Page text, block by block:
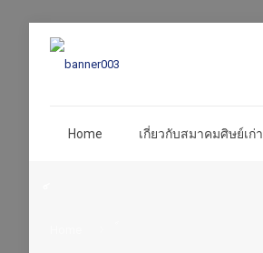
Home เกี่ยวกับสมาคมศิษย์เก่า